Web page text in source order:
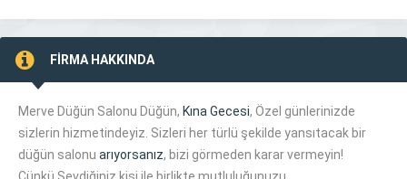
FİRMA HAKKINDA
Merve Düğün Salonu Düğün, Kına Gecesi, Özel günlerinizde
sizlerin hizmetindeyiz. Sizleri her türlü şekilde yansıtacak bir
düğün salonu arıyorsanız, bizi görmeden karar vermeyin!